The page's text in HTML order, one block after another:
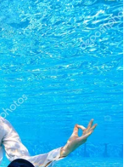
de "El teléfono",
a un